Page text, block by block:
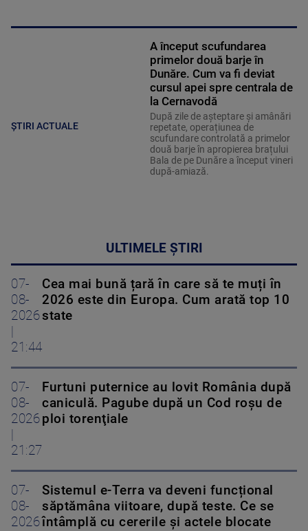
ȘTIRI ACTUALE
A început scufundarea
primelor două barje în
Dunăre. Cum va fi deviat
cursul apei spre centrala de
la Cernavodă
După zile de așteptare și amânări
repetate, operațiunea de
scufundare controlată a primelor
două barje în apropierea brațului
Bala de pe Dunăre a început vineri
după-amiază.
ULTIMELE ȘTIRI
07-
08-
2026
21:44
Cea mai bună țară în care să te muți în
2026 este din Europa. Cum arată top 10
state
07-
08-
2026
21:27
Furtuni puternice au lovit România după
caniculă. Pagube după un Cod roşu de
ploi torenţiale
07-
08-
2026
Sistemul e-Terra va deveni funcțional
săptămâna viitoare, după teste. Ce se
întâmplă cu cererile și actele blocate